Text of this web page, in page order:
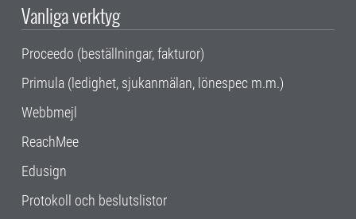
Vanliga verktyg
Proceedo (beställningar, fakturor)
Primula (ledighet, sjukanmälan, lönespec m.m.)
Webbmejl
ReachMee
Edusign
Protokoll och beslutslistor